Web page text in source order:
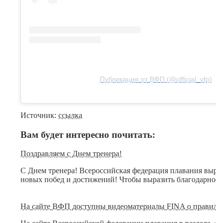
Публикация от ВФП (@official_vfp)
Источник:ссылка
Вам будет интересно почитать:
Поздравляем с Днем тренера!
С Днем тренера! Всероссийская федерация плавания
новых побед и достижений! Чтобы выразить
На сайте ВФП доступны видеоматериалы FINA о